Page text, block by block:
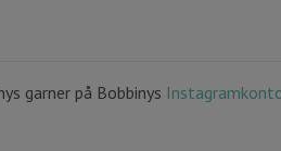
garner på Bobbinys